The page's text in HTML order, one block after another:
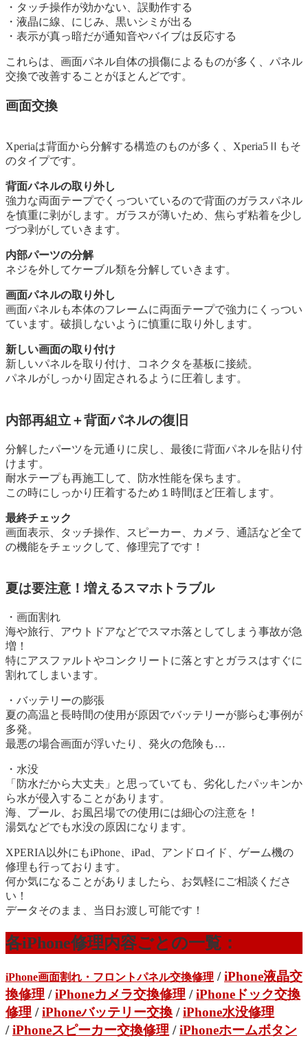
・タッチ操作が効かない、誤動作する
・液晶に線、にじみ、黒いシミが出る
・表示が真っ暗だが通知音やバイブは反応する
これらは、画面パネル自体の損傷によるものが多く、パネル
交換で改善することがほとんどです。
画面交換
Xperiaは背面から分解する構造のものが多く、Xperia5Ⅱもそ
のタイプです。
背面パネルの取り外し
強力な両面テープでくっついているので背面のガラスパネル
を慎重に剥がします。ガラスが薄いため、焦らず粘着を少し
づつ剥がしていきます。
内部パーツの分解
ネジを外してケーブル類を分解していきます。
画面パネルの取り外し
画面パネルも本体のフレームに両面テープで強力にくっつい
ています。破損しないように慎重に取り外します。
新しい画面の取り付け
新しいパネルを取り付け、コネクタを基板に接続。
パネルがしっかり固定されるように圧着します。
内部再組立＋背面パネルの復旧
分解したパーツを元通りに戻し、最後に背面パネルを貼り付
けます。
耐水テープも再施工して、防水性能を保ちます。
この時にしっかり圧着するため１時間ほど圧着します。
最終チェック
画面表示、タッチ操作、スピーカー、カメラ、通話など全て
の機能をチェックして、修理完了です！
夏は要注意！増えるスマホトラブル
・画面割れ
海や旅行、アウトドアなどでスマホ落としてしまう事故が急
増！
特にアスファルトやコンクリートに落とすとガラスはすぐに
割れてしまいます。
・バッテリーの膨張
夏の高温と長時間の使用が原因でバッテリーが膨らむ事例が
多発。
最悪の場合画面が浮いたり、発火の危険も…
・水没
「防水だから大丈夫」と思っていても、劣化したパッキンか
ら水が侵入することがあります。
海、プール、お風呂場での使用には細心の注意を！
湯気などでも水没の原因になります。
XPERIA以外にもiPhone、iPad、アンドロイド、ゲーム機の
修理も行っております。
何か気になることがありましたら、お気軽にご相談くださ
い！
データそのまま、当日お渡し可能です！
各iPhone修理内容ごとの一覧：
iPhone画面割れ・フロントパネル交換修理 /iPhone液晶交
換修理 /iPhoneカメラ交換修理 /iPhoneドック交換
修理 /iPhoneバッテリー交換 /iPhone水没修理
/iPhoneスピーカー交換修理 /iPhoneホームボタン